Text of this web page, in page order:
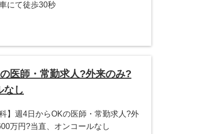
にて徒歩30秒
医師・常勤求人?外来のみ?
なし
】週4日からOKの医師・常勤求人?外
万円?当直、オンコールなし